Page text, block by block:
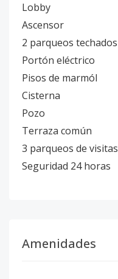
Lobby
Ascensor
2 parqueos techados
Portón eléctrico
Pisos de marmól
Cisterna
Pozo
Terraza común
3 parqueos de visitas
Seguridad 24 horas
Amenidades